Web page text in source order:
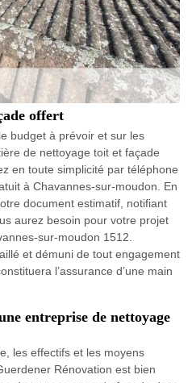
offert
budget à prévoir et sur les
de nettoyage toit et façade
en toute simplicité par téléphone
à Chavannes-sur-moudon. En
document estimatif, notifiant
aurez besoin pour votre projet
sur-moudon 1512.
et démuni de tout engagement
l’assurance d’une main
entreprise de nettoyage
les effectifs et les moyens
Rénovation est bien